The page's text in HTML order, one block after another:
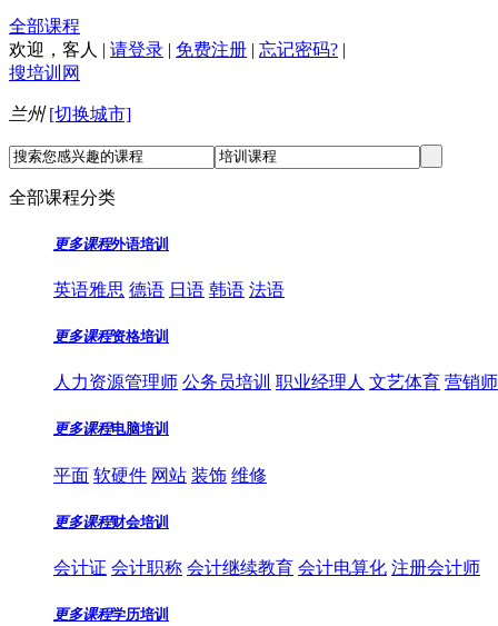
全部课程
欢迎， 客人 | 请登录 | 免费注册 | 忘记密码? |
搜培训网
兰州 [切换城市]
全部课程分类
更多课程外语培训
英语雅思 德语 日语 韩语 法语
更多课程资格培训
人力资源管理师 公务员培训 职业经理人 文艺体育 营销
更多课程电脑培训
平面 软硬件 网站 装饰 维修
更多课程财会培训
会计证 会计职称 会计继续教育 会计电算化 注册会计师
更多课程学历培训